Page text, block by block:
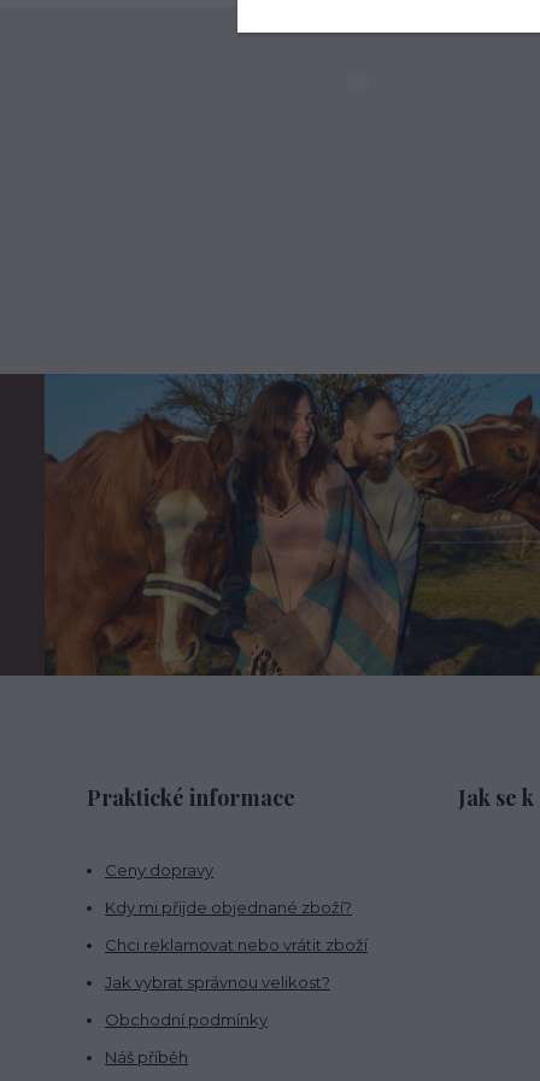
Praktické informace
Ceny dopravy
Kdy mi přijde objednané zboží?
Chci reklamovat nebo vrátit zboží
Jak vybrat správnou velikost?
Obchodní podmínky
Náš příběh
Jak se